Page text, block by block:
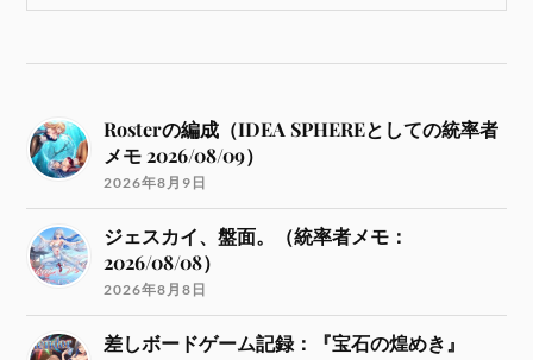
Rosterの編成（IDEA SPHEREとしての統率者
メモ 2026/08/09）
2026年8月9日
ジェスカイ、盤面。（統率者メモ：
2026/08/08）
2026年8月8日
差しボードゲーム記録：『宝石の煌めき』